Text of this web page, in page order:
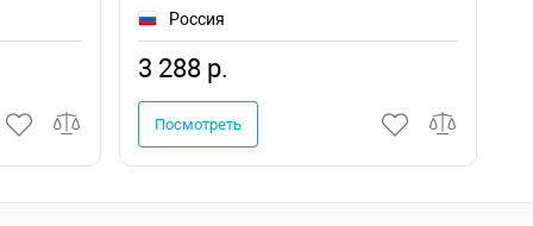
Россия
3 288 р.
Посмотреть